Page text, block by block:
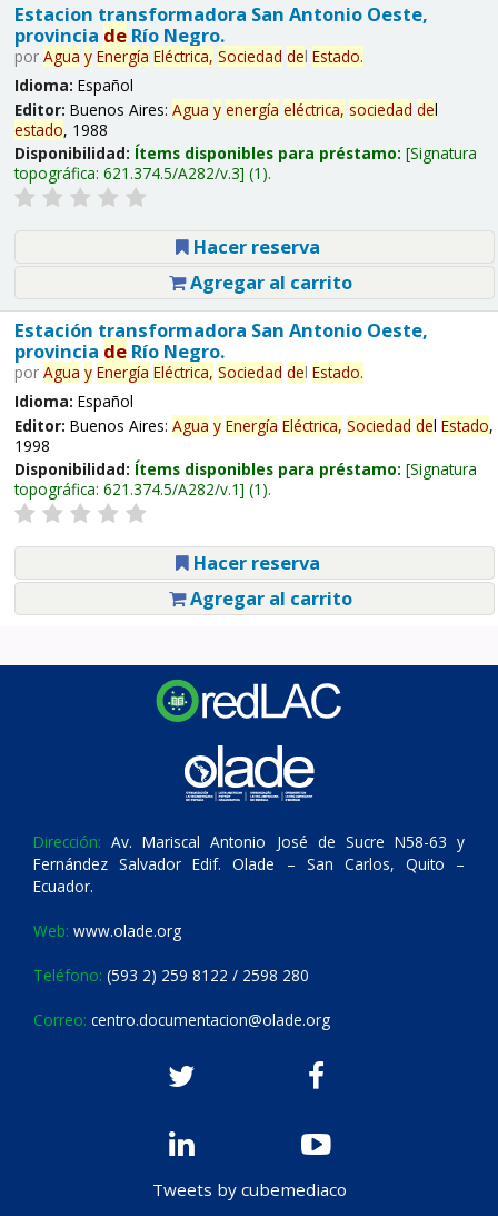
Estacion transformadora San Antonio Oeste,
provincia deRío Negro.
por Agua y Energía Eléctrica, Sociedad del Estado.
Idioma: Español
Editor: Buenos Aires: Agua y energía eléctrica, sociedad del
estado, 1988
Disponibilidad: Ítems disponibles para préstamo: Signatura
topográfica: 621.374.5/A282/v.3 (1).
Hacer reserva
Agregar al carrito
Estación transformadora San Antonio Oeste,
provincia deRío Negro.
por Agua y Energía Eléctrica, Sociedad del Estado.
Idioma: Español
Editor: Buenos Aires: Agua y Energía Eléctrica, Sociedad del Estado,
1998
Disponibilidad: Ítems disponibles para préstamo: Signatura
topográfica: 621.374.5/A282/v.1 (1).
Hacer reserva
Agregar al carrito
Dirección: Av. Mariscal Antonio José de Sucre N58-63 y
Fernández Salvador Edif. Olade – San Carlos, Quito –
Ecuador.
Web: www.olade.org
Teléfono: (593 2) 259 8122 / 2598 280
Correo: centro.documentacion@olade.org
Tweets by cubemediaco